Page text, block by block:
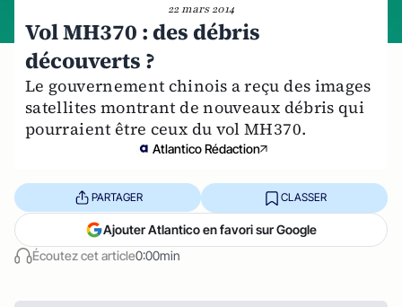
22 mars 2014
Vol MH370 : des débris
découverts ?
Le gouvernement chinois a reçu des images
satellites montrant de nouveaux débris qui
pourraient être ceux du vol MH370.
Atlantico Rédaction
Écoutez cet article0:00min
PARTAGER CLASSER
Ajouter Atlantico en favori sur Google